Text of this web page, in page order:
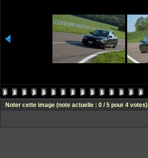
Noter cette image (note actuelle : 0 / 5 pour 4 votes)